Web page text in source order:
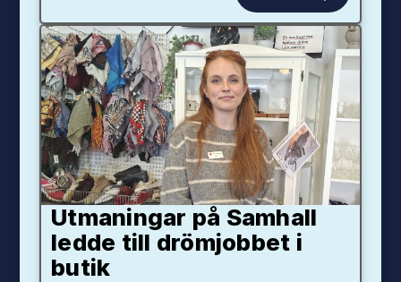
Utmaningar på Sam­hall
ledde till dröm­jobbet i
butik